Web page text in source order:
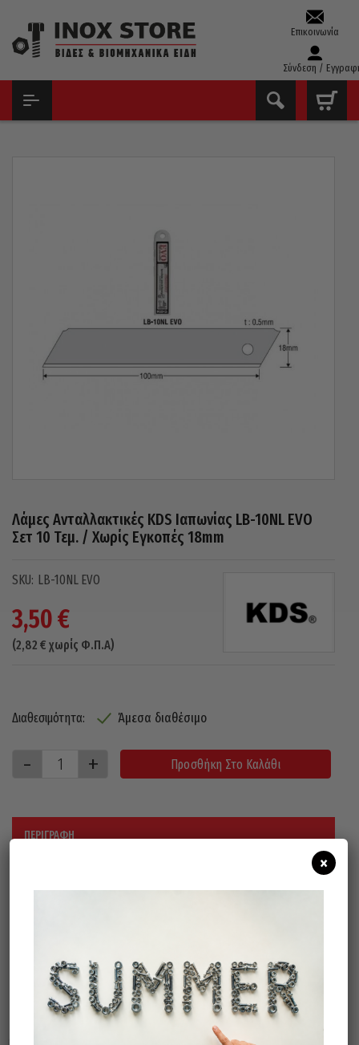
Επικοινωνία
Σύνδεση /
Λάμες Ανταλλακτικές KDS Ιαπωνίας LB-10NL EVO
Σετ 10 Τεμ. / Χωρίς Εγκοπές 18mm
LB-10NL EVO
3,50€
(2,82 € χωρίς Φ.Π.Α)
Διαθεσιμότητα: Άμεσα διαθέσιμο
Προσθήκη Στο Καλάθι
ΠΕΡΙΓΡΑΦΉ
Σχετικά προϊόντα
×